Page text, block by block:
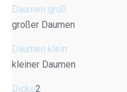
Daumen groß
großer Daumen
Daumen klein
kleiner Daumen
Dicke2